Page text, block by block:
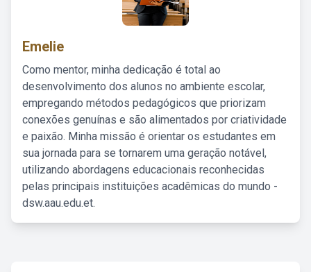
Emelie
Como mentor, minha dedicação é total ao
desenvolvimento dos alunos no ambiente escolar,
empregando métodos pedagógicos que priorizam
conexões genuínas e são alimentados por criatividade
e paixão. Minha missão é orientar os estudantes em
sua jornada para se tornarem uma geração notável,
utilizando abordagens educacionais reconhecidas
pelas principais instituições acadêmicas do mundo -
dsw.aau.edu.et.